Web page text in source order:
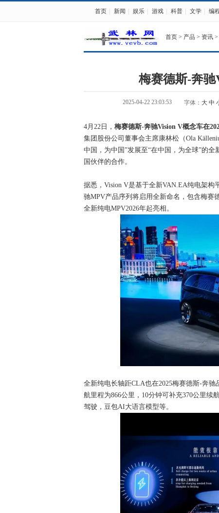
首页 新闻 娱乐 游戏 科普 文学 编
首页 > 产品 > 资讯 >
梅赛德斯-奔
2025-04-22 23:03:53 字体： 大 中
4月22日， 梅赛德斯-奔驰Vision V概念车在
集团股份公司董事会主席康林松（Ola
中国，为中国”发展至“在中国，为全球”的
国伙伴的合作。
据悉，Vision V是基于全新VAN.EA纯电架
驰MPV产品序列将启用全新命名，包含梅赛
全新纯电MPV2026年起亮相。
全新纯电长轴距CLA也在2025梅赛德斯-奔
航里程为866公里，10分钟可补充370公里续
驾驶，豆包AI大语言模型等。